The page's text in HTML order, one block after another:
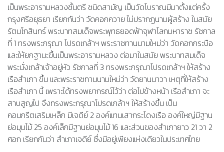
เป็นพระอารามหลวงชั้นตรี ชนิดสามัญ เป็นวัดโบราณมีมาตั้งแต่ครั้ง
กรุงศรีอยุธยา เรียกกันว่า วัดคอกควาย ไม่ปรากฏนามผู้สร้าง ในสมัย
รัตนโกสินทร์ พระบาทสมเด็จพระพุทธยอดฟ้าจุฬาโลกมหาราช รัชกาล
ที่ 1 ทรงพระกรุณา โปรดเกล้าฯ พระราชทานนามใหม่ว่า วัดคอกกระบือ
และให้ยกฐานะขึ้นเป็นพระอารามหลวง ต่อมาในสมัย พระบาทสมเด็จ
พระนั่งเกล้าเจ้าอยู่หัว รัชกาลที่ 3 ทรงพระกรุณาโปรดเกล้าฯ ให้สร้าง
เรือสำเภา ขึ้น และพระราชทานนามใหม่ว่า วัดยานนาวา เหตุที่ให้สร้าง
เรือสำเภา นี้ เพราะได้ทรงพยากรณ์ไว้ว่า ต่อไปข้างหน้า เรือสำเภา จะ
สาบสูญไป จึงทรงพระกรุณาโปรดเกล้าฯ ให้สร้างขึ้น เป็น
คอนกรีตเสริมเหล็ก มีเจดีย์ 2 องค์แทนเสากระโดงเรือ องค์ใหญ่มีฐาน
ย่อมุมไม้ 25 องค์เล็กมีฐานย่อมุมไม้ 16 และส่วนของสำเภายาว 21 วา 2
ศอก เรียกกันว่า สำเภาเจดีย์ ซึ่งมีอยู่เพียงแห่งเดียวในประเทศไทย